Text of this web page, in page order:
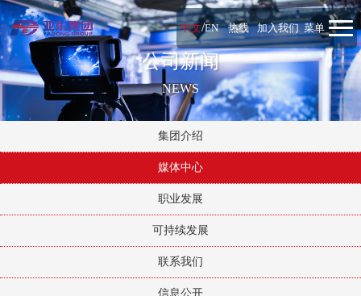
中文/EN 热线 加入我们 菜单
公司新闻
NEWS
集团介绍
媒体中心
职业发展
可持续发展
联系我们
信息公开